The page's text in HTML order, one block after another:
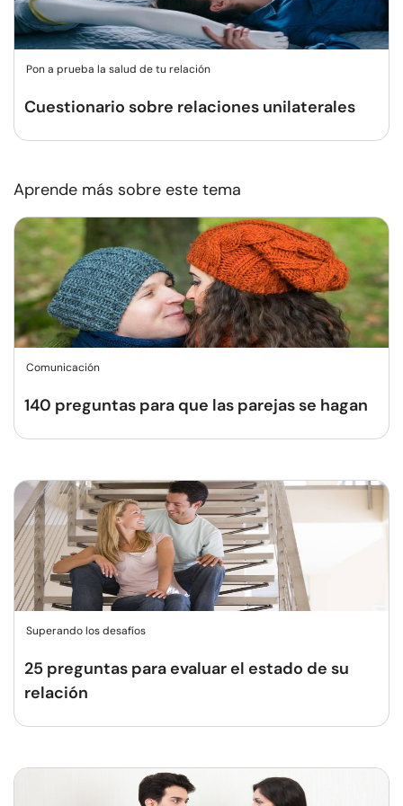
Pon a prueba la salud de tu relación
Cuestionario sobre relaciones unilaterales
Aprende más sobre este tema
Comunicación
140 preguntas para que las parejas se hagan
Superando los desafíos
25 preguntas para evaluar el estado de su
relación